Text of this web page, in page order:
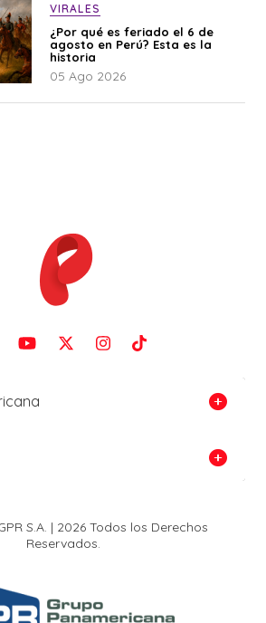
VIRALES
¿Por qué es feriado el 6 de
agosto en Perú? Esta es la
historia
05 Ago 2026
S.A. | 2026 Todos los Derechos
Reservados.